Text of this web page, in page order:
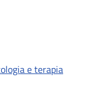
e terapia